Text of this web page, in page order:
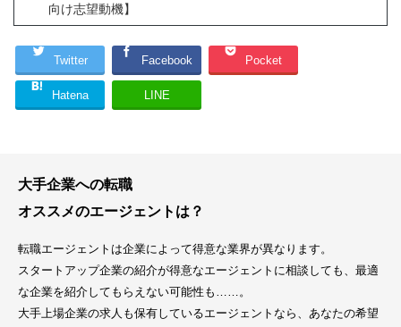
向け志望動機】
Twitter Facebook Pocket
Hatena LINE
大手企業への転職
オススメのエージェントは？
転職エージェントは企業によって得意な業界が異なります。
スタートアップ企業の紹介が得意なエージェントに相談しても、最適
な企業を紹介してもらえない可能性も……。
大手上場企業の求人も保有しているエージェントなら、あなたの希望